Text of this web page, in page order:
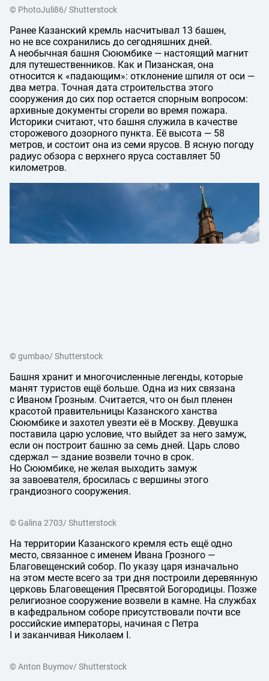
© PhotoJuli86/ Shutterstock
Ранее Казанский кремль насчитывал 13 башен,
но не все сохранились до сегодняшних дней.
А необычная башня Сююмбике — настоящий магнит
для путешественников. Как и Пизанская, она
относится к «падающим»: отклонение шпиля от оси —
два метра. Точная дата строительства этого
сооружения до сих пор остается спорным вопросом:
архивные документы сгорели во время пожара.
Историки считают, что башня служила в качестве
сторожевого дозорного пункта. Её высота — 58
метров, и состоит она из семи ярусов. В ясную погоду
радиус обзора с верхнего яруса составляет 50
километров.
© gumbao/ Shutterstock
Башня хранит и многочисленные легенды, которые
манят туристов ещё больше. Одна из них связана
с Иваном Грозным. Считается, что он был пленен
красотой правительницы Казанского ханства
Сююмбике и захотел увезти её в Москву. Девушка
поставила царю условие, что выйдет за него замуж,
если он построит башню за семь дней. Царь слово
сдержал — здание возвели точно в срок.
Но Сююмбике, не желая выходить замуж
за завоевателя, бросилась с вершины этого
грандиозного сооружения.
© Galina 2703/ Shutterstock
На территории Казанского кремля есть ещё одно
место, связанное с именем Ивана Грозного —
Благовещенский собор. По указу царя изначально
на этом месте всего за три дня построили деревянную
церковь Благовещения Пресвятой Богородицы. Позже
религиозное сооружение возвели в камне. На службах
в кафедральном соборе присутствовали почти все
российские императоры, начиная с Петра
I и заканчивая Николаем I.
© Anton Buymov/ Shutterstock